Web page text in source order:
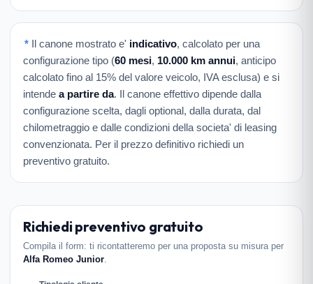
* Il canone mostrato e' indicativo, calcolato per una
configurazione tipo (60 mesi, 10.000 km annui, anticipo
calcolato fino al 15% del valore veicolo, IVA esclusa) e si
intende a partire da. Il canone effettivo dipende dalla
configurazione scelta, dagli optional, dalla durata, dal
chilometraggio e dalle condizioni della societa' di leasing
convenzionata. Per il prezzo definitivo richiedi un
preventivo gratuito.
Richiedi preventivo gratuito
Compila il form: ti ricontatteremo per una proposta su misura per
Alfa Romeo Junior.